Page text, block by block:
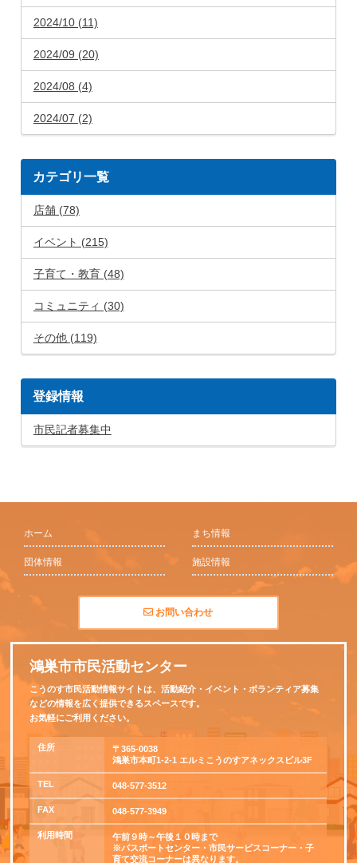
2024/10 (11)
2024/09 (20)
2024/08 (4)
2024/07 (2)
カテゴリ一覧
店舗 (78)
イベント (215)
子育て・教育 (48)
コミュニティ (30)
その他 (119)
登録情報
市民記者募集中
ホーム まち情報
団体情報 施設情報
お問い合わせ
鴻巣市市民活動センター
こうのす市民活動情報サイトは、活動紹介・イベント・ボランティア募集
などの情報を広く提供できるスペースです。
お気軽にご利用ください。
住所
〒365-0038
鴻巣市本町1-2-1 エルミこうのすアネックスビル3F
TEL 048-577-3512
FAX 048-577-3949
利用時間
午前９時～午後１０時まで
※パスポートセンター・市民サービスコーナー・子
育て交流コーナーは異なります。